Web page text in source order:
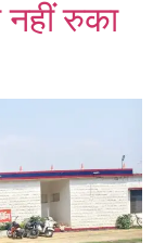
नहीं रुका